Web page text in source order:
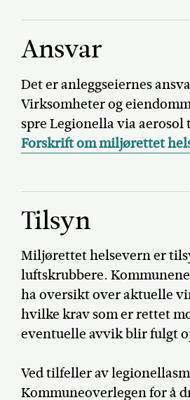
Ansvar
Det er anleggseiernes
Virksomheter og
spre Legionella via
Forskrift om miljørettet
Tilsyn
Miljørettet helsevern er
luftskrubbere.
ha oversikt over aktuelle
hvilke krav som er rettet
eventuelle avvik blir fulgt
Ved tilfeller av
Kommuneoverlegen for å